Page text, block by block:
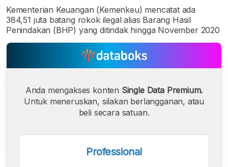
Kementerian Keuangan (Kemenkeu) mencatat ada
384,51 juta batang rokok ilegal alias Barang Hasil
Penindakan (BHP) yang ditindak hingga November 2020
Anda mengakses konten Single Data Premium.
Untuk meneruskan, silakan berlangganan, atau
beli secara satuan.
Professional